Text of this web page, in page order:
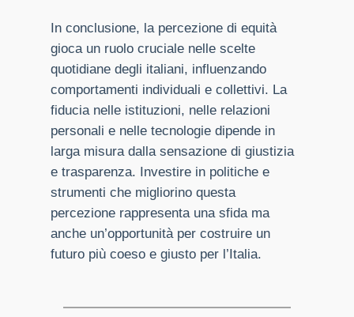
In conclusione, la percezione di equità
gioca un ruolo cruciale nelle scelte
quotidiane degli italiani, influenzando
comportamenti individuali e collettivi. La
fiducia nelle istituzioni, nelle relazioni
personali e nelle tecnologie dipende in
larga misura dalla sensazione di giustizia
e trasparenza. Investire in politiche e
strumenti che migliorino questa
percezione rappresenta una sfida ma
anche un’opportunità per costruire un
futuro più coeso e giusto per l’Italia.